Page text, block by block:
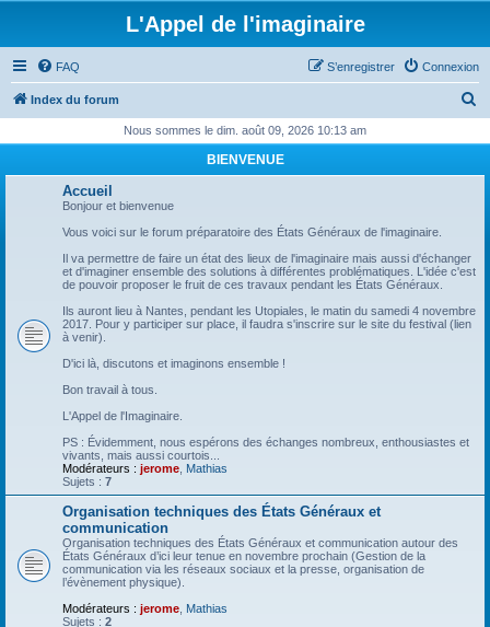
L'Appel de l'imaginaire
FAQ Connexion
S’enregistrer
Index du forum
h
Nous sommes le dim. août 09, 2026 10:13 am
BIENVENUE
Accueil
Bonjour et bienvenue
Vous voici sur le forum préparatoire des États Généraux de l'imaginaire.
Il va permettre de faire un état des lieux de l'imaginaire mais aussi d'échanger
et d'imaginer ensemble des solutions à différentes problématiques. L'idée c'est
de pouvoir proposer le fruit de ces travaux pendant les États Généraux.
Ils auront lieu à Nantes, pendant les Utopiales, le matin du samedi 4 novembre
2017. Pour y participer sur place, il faudra s'inscrire sur le site du festival (lien
à venir).
D'ici là, discutons et imaginons ensemble !
Bon travail à tous.
L'Appel de l'Imaginaire.
PS : Évidemment, nous espérons des échanges nombreux, enthousiastes et
vivants, mais aussi courtois...
Modérateurs : jerome Mathias
Sujets : 7
Organisation techniques des États Généraux et
communication
Organisation techniques des États Généraux et communication autour des
États Généraux d’ici leur tenue en novembre prochain (Gestion de la
communication via les réseaux sociaux et la presse, organisation de
l’évènement physique).
Modérateurs : jerome Mathias
Sujets : 2